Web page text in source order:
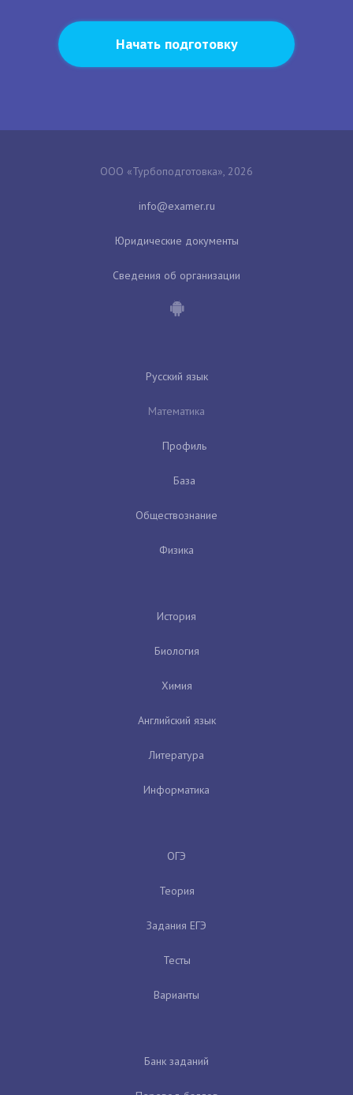
Начать подготовку
ООО «Турбоподготовка», 2026
Юридические документы
Сведения об организации
Русский язык
Математика
Профиль
База
Обществознание
Физика
История
Биология
Химия
Английский язык
Литература
Информатика
ОГЭ
Теория
Задания ЕГЭ
Тесты
Варианты
Банк заданий